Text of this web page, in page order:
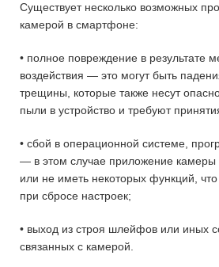
Существует несколько возможных
камерой в смартфоне:
• полное повреждение в результате
воздействия — это могут быть
трещины, которые также несут
пыли в устройство и требуют
• сбой в операционной системе,
— в этом случае приложение камеры
или не иметь некоторых функций,
при сбросе настроек;
• выход из строя шлейфов или иных
связанных с камерой.